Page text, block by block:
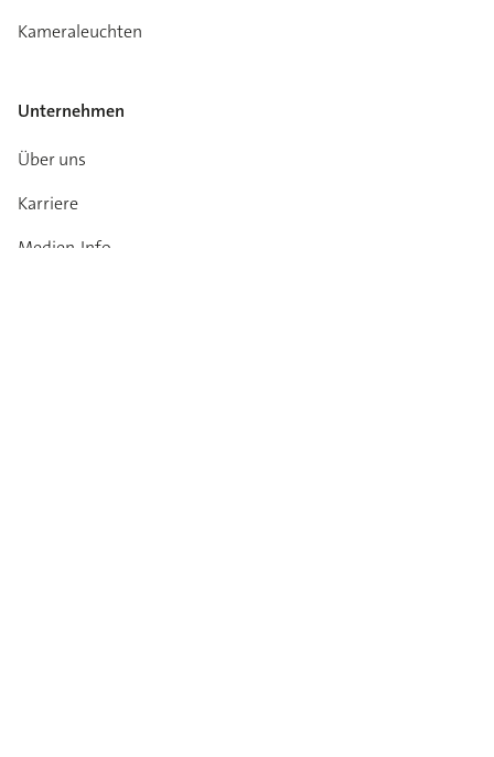
Kameraleuchten
Unternehmen
Über uns
Karriere
Medien-Info